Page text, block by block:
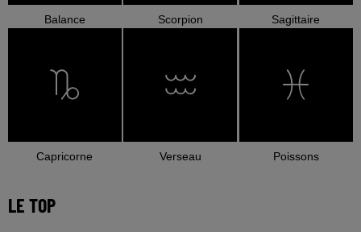
Balance Scorpion Sagittaire
Capricorne Verseau Poissons
LE TOP